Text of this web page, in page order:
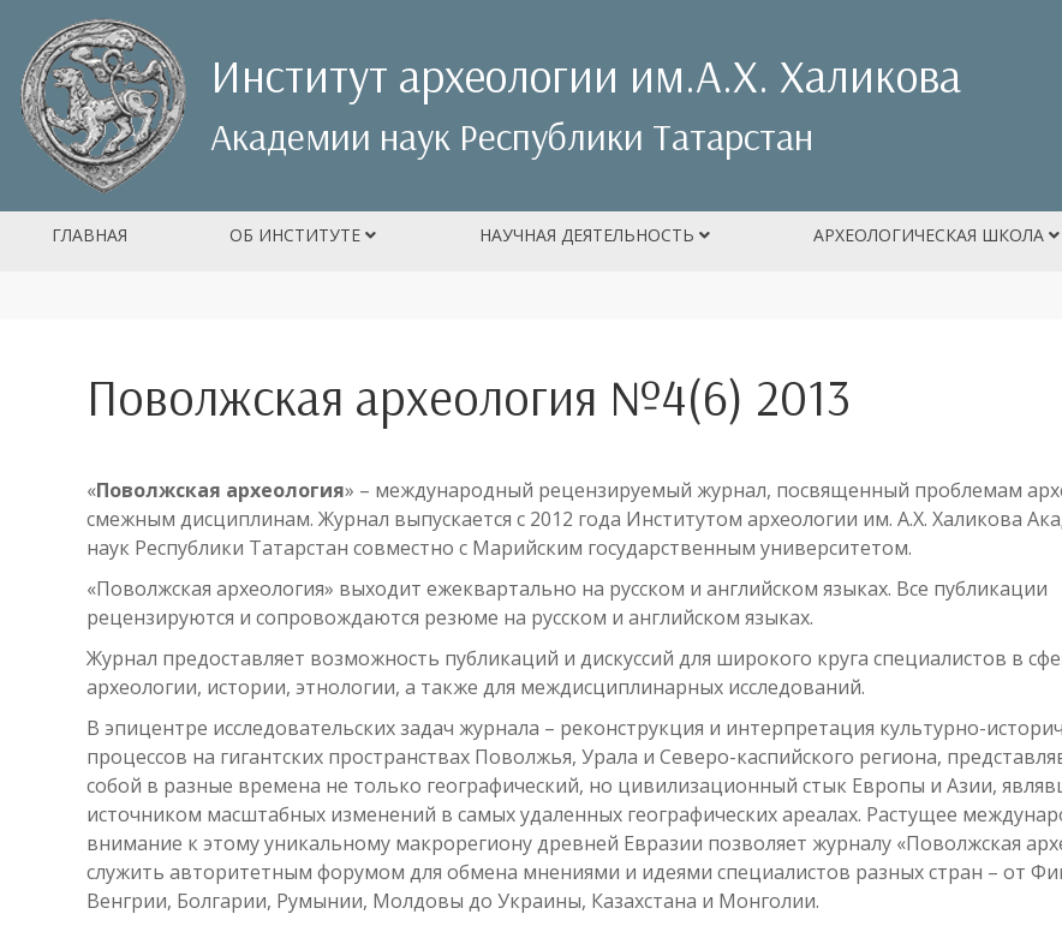
Институт археологии им.А.Х. Халикова
Академии наук Республики Татарстан
ГЛАВНАЯ ОБ ИНСТИТУТЕ НАУЧНАЯ ДЕЯТЕЛЬНОСТЬ АРХЕОЛОГИЧЕСКАЯ ШКОЛА
Поволжская археология №4(6) 2013
«Поволжская археология» – международный рецензируемый журнал, посвященный проблемам
смежным дисциплинам. Журнал выпускается с 2012 года Институтом археологии им. А.Х. Халикова
наук Республики Татарстан совместно с Марийским государственным университетом.
«Поволжская археология» выходит ежеквартально на русском и английском языках. Все публикации
рецензируются и сопровождаются резюме на русском и английском языках.
Журнал предоставляет возможность публикаций и дискуссий для широкого круга специалистов в
археологии, истории, этнологии, а также для междисциплинарных исследований.
В эпицентре исследовательских задач журнала – реконструкция и интерпретация культурно-
процессов на гигантских пространствах Поволжья, Урала и Северо-каспийского региона,
собой в разные времена не только географический, но цивилизационный стык Европы и Азии,
источником масштабных изменений в самых удаленных географических ареалах. Растущее
внимание к этому уникальному макрорегиону древней Евразии позволяет журналу «Поволжская
служить авторитетным форумом для обмена мнениями и идеями специалистов разных стран – от
Венгрии, Болгарии, Румынии, Молдовы до Украины, Казахстана и Монголии.